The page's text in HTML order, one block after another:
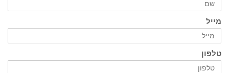
מייל
טלפון